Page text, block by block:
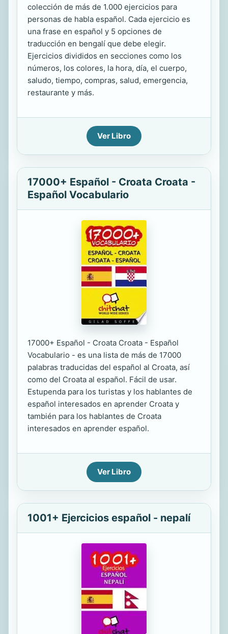
colección de más de 1.000 ejercicios para
personas de habla español. Cada ejercicio es
una frase en español y 5 opciones de
traducción en bengalí que debe elegir.
Ejercicios divididos en secciones como los
números, los colores, la hora, día, el cuerpo,
saludo, tiempo, compras, salud, emergencia,
restaurante y más.
Ver Libro
17000+ Español - Croata Croata -
Español Vocabulario
17000+ Español - Croata Croata - Español
Vocabulario - es una lista de más de 17000
palabras traducidas del español al Croata, así
como del Croata al español. Fácil de usar.
Estupenda para los turistas y los hablantes de
español interesados en aprender Croata y
también para los hablantes de Croata
interesados en aprender español.
Ver Libro
1001+ Ejercicios español - nepalí